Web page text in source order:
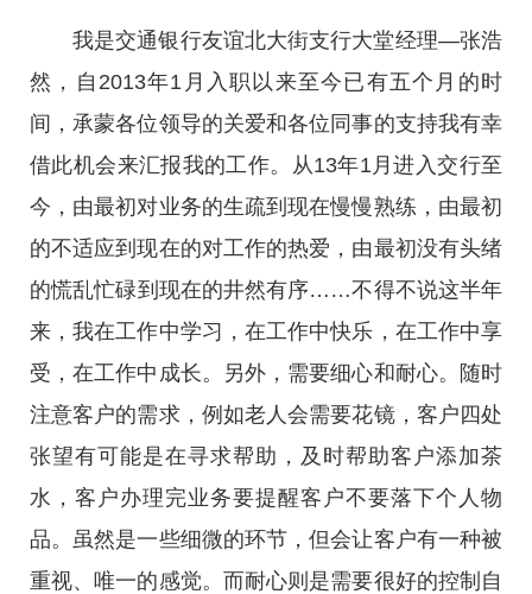
我是交通银行友谊北大街支行大堂经理—张浩
然，自2013年1月入职以来至今已有五个月的时
间，承蒙各位领导的关爱和各位同事的支持我有幸
借此机会来汇报我的工作。从13年1月进入交行至
今，由最初对业务的生疏到现在慢慢熟练，由最初
的不适应到现在的对工作的热爱，由最初没有头绪
的慌乱忙碌到现在的井然有序……不得不说这半年
来，我在工作中学习，在工作中快乐，在工作中享
受，在工作中成长。另外，需要细心和耐心。随时
注意客户的需求，例如老人会需要花镜，客户四处
张望有可能是在寻求帮助，及时帮助客户添加茶
水，客户办理完业务要提醒客户不要落下个人物
品。虽然是一些细微的环节，但会让客户有一种被
重视、唯一的感觉。而耐心则是需要很好的控制自